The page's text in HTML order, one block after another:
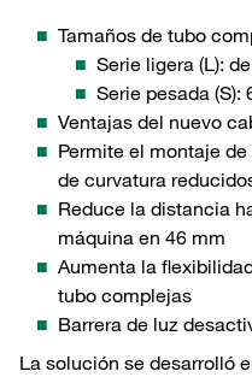
Tamaños de tubo
Serie ligera (L):
Serie pesada (S):
Ventajas del nuevo
Permite el montaje
de curvatura
Reduce la distancia
máquina en 46 mm
Aumenta la
tubo complejas
Barrera de luz
La solución se desarrolló